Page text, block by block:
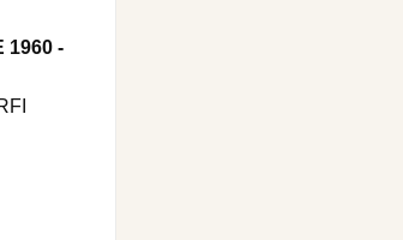
1960 -